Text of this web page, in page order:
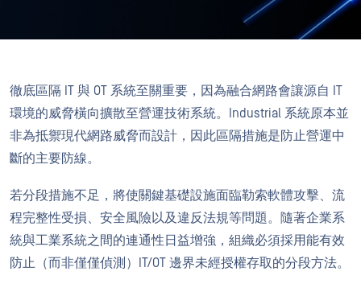
徹底區隔 IT 與 OT 系統至關重要，因為融合網路會讓源自 IT
環境的威脅橫向擴散至營運技術系統。Industrial 系統原本並
非為抵禦現代網路威脅而設計，因此區隔措施是防止營運中
斷的主要防線。
若分段措施不足，將使關鍵基礎設施面臨勒索軟體攻擊、流
程完整性受損、安全風險以及違反法規等問題。隨著企業系
統與工業系統之間的連通性日益增強，組織必須採用能有效
防止（而非僅僅偵測）IT/OT 邊界未經授權存取的分段方法。